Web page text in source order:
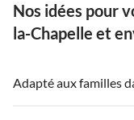
Nos idées pour
la-Chapelle et
Adapté aux familles